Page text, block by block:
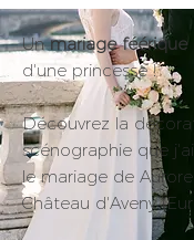
Unmariage féérique
d'une princesse !
Découvrez la
scénographie que
le mariage de
Château d'Aveny